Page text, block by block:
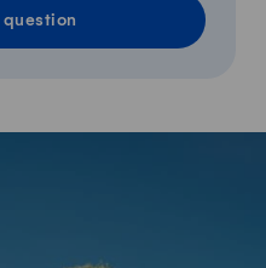
question